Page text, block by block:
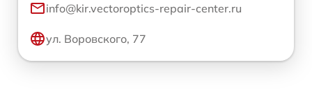
info@kir.vectoroptics-repair-center.ru
ул. Воровского, 77